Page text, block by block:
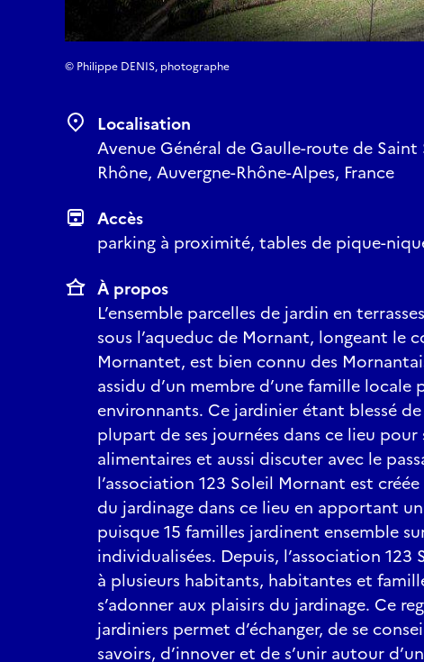
© Philippe DENIS, photographe
Localisation
Avenue Général de Gaulle-route de
Rhône, Auvergne-Rhône-Alpes, France
Accès
parking à proximité, tables de pique-
À propos
L’ensemble parcelles de jardin en
sous l’aqueduc de Mornant, longeant le
Mornantet, est bien connu des
assidu d’un membre d’une famille
environnants. Ce jardinier étant blessé de
plupart de ses journées dans ce lieu pour
alimentaires et aussi discuter avec le
l’association 123 Soleil Mornant est
du jardinage dans ce lieu en apportant
puisque 15 familles jardinent ensemble
individualisées. Depuis, l’association
à plusieurs habitants, habitantes et
s’adonner aux plaisirs du jardinage. Ce
jardiniers permet d’échanger, de se
savoirs, d’innover et de s’unir autour